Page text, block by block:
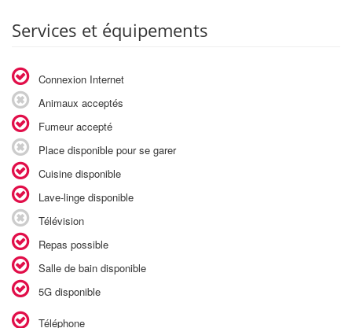
Services et équipements
Connexion Internet
Animaux acceptés
Fumeur accepté
Place disponible pour se garer
Cuisine disponible
Lave-linge disponible
Télévision
Repas possible
Salle de bain disponible
5G disponible
Téléphone